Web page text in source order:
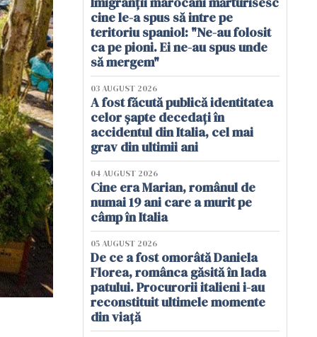
cine le-a spus să intre pe
teritoriu spaniol: "Ne-au folosit
ca pe pioni. Ei ne-au spus unde
să mergem"
03 AUGUST 2026
A fost făcută publică identitatea
celor șapte decedați în
accidentul din Italia, cel mai
grav din ultimii ani
04 AUGUST 2026
Cine era Marian, românul de
numai 19 ani care a murit pe
câmp în Italia
05 AUGUST 2026
De ce a fost omorâtă Daniela
Florea, românca găsită în lada
patului. Procurorii italieni i-au
reconstituit ultimele momente
din viață